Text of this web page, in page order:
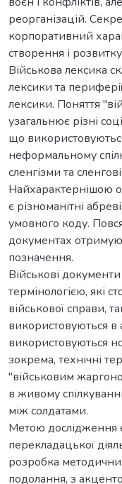
реорганізацій.
корпоративний
створення і
Військова лексика
лексики та
лексики. Поняття
узагальнює різні
що
неформальному
сленгізми та
Найхарактернішою
є різноманітні
умовного коду.
документах
позначення.
Військові
термінологією, які
військової справи,
використовуються в
використовуються
зокрема, технічні
"військовим
в живому спілкуванні
між солдатами.
Метою дослідження
перекладацької
розробка
подолання, з